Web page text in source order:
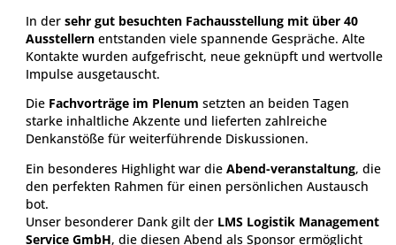
In der sehr gut besuchten Fachausstellung mit über 40
Ausstellernentstanden viele spannende Gespräche. Alte
Kontakte wurden aufgefrischt, neue geknüpft und wertvolle
Impulse ausgetauscht.
Die Fachvorträge im Plenum setzten an beiden Tagen
starke inhaltliche Akzente und lieferten zahlreiche
Denkanstöße für weiterführende Diskussionen.
Ein besonderes Highlight war die Abend-veranstaltung, die
den perfekten Rahmen für einen persönlichen Austausch
bot.
Unser besonderer Dank gilt der LMS Logistik Management
Service GmbH, die diesen Abend als Sponsor ermöglicht